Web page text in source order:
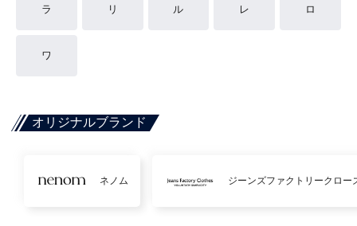
ラ リ ル レ ロ
ワ
オリジナルブランド
ネノム ジーンズファクトリークロー